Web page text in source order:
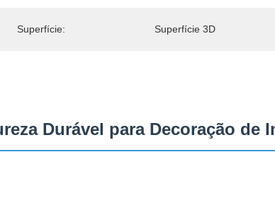
Superfície: Superfície 3D
Durável para Decoração de